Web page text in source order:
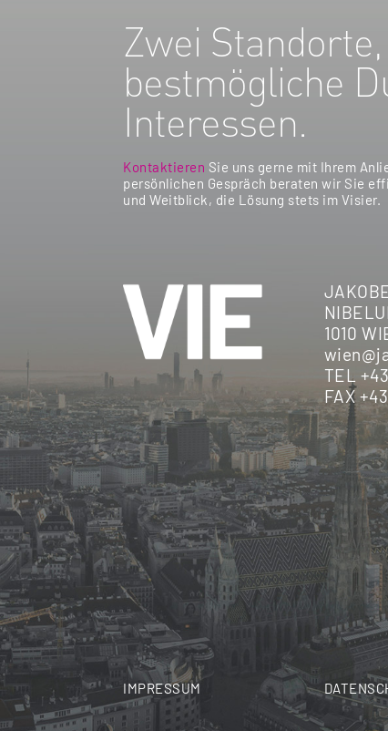
Zwei
bestmögliche
Interessen.
Kontaktieren Sie uns gerne mit Ihrem
persönlichen Gespräch beraten wir Sie
und Weitblick, die Lösung stets im Visier.
1010
TEL
FAX
IMPRESSUM